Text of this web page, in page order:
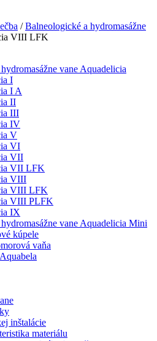
/Balneologické a hydromasážne
VIII LFK
vane Aquadelicia
I
I A
II
III
IV
V
VI
VII
VII LFK
VIII
VIII LFK
VIII PLFK
IX
vane Aquadelicia Mini
kúpele
vaňa
inštalácie
materiálu